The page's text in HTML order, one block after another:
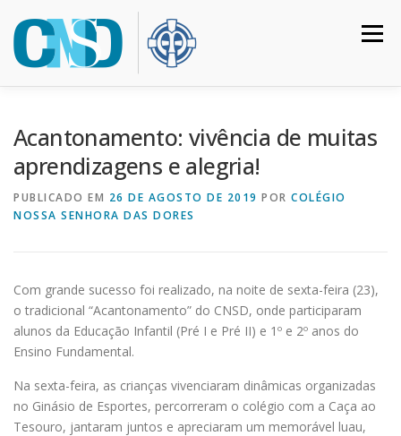
para
conteúdo
Menu
Acantonamento: vivência de muitas
aprendizagens e alegria!
PUBLICADO EM 26 DE AGOSTO DE 2019 POR COLÉGIO
NOSSA SENHORA DAS DORES
Com grande sucesso foi realizado, na noite de sexta-feira (23),
o tradicional “Acantonamento” do CNSD, onde participaram
alunos da Educação Infantil (Pré I e Pré II) e 1º e 2º anos do
Ensino Fundamental.
Na sexta-feira, as crianças vivenciaram dinâmicas organizadas
no Ginásio de Esportes, percorreram o colégio com a Caça ao
Tesouro, jantaram juntos e apreciaram um memorável luau,